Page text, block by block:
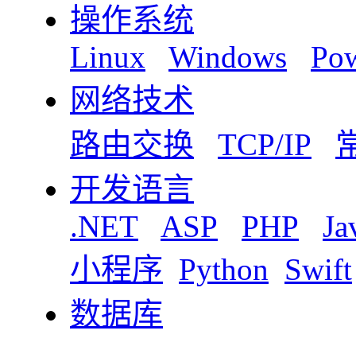
操作系统
Linux
Windows
网络技术
路由交换
TCP/IP
开发语言
.NET
ASP PHP
小程序 Python Swift
数据库